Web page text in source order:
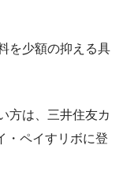
を少額の抑える具
方は、三井住友カ
・ペイすリボに登